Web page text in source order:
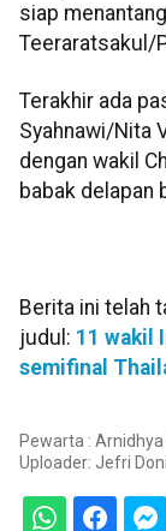
siap
Teeraratsakul/
Terakhir ada
Syahnawi/Nita
dengan wakil
babak delapan
Berita ini telah
judul: 11 wakil
semifinal
Pewarta :
Uploader: Jefri Doni